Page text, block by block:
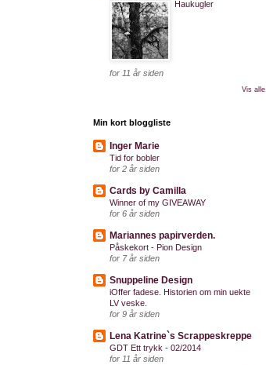
Haukugler
for 11 år siden
Vis alle
Min kort bloggliste
Inger Marie
Tid for bobler
for 2 år siden
Cards by Camilla
Winner of my GIVEAWAY
for 6 år siden
Mariannes papirverden.
Påskekort - Pion Design
for 7 år siden
Snuppeline Design
iOffer fadese. Historien om min uekte
LV veske.
for 9 år siden
Lena Katrine`s Scrappeskreppe
GDT Ett trykk - 02/2014
for 11 år siden